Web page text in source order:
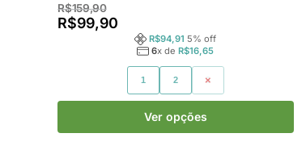
R$159,90
R$99,90
R$94,91 5% off
6x deR$16,65
1 2 3
Ver opções